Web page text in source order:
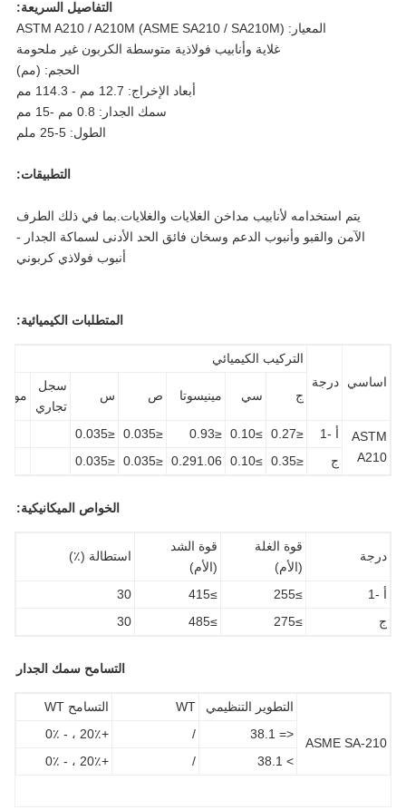
التفاصيل السريعة:
المعيار: ASTM A210 / A210M (ASME SA210 / SA210M)
غلاية وأنابيب فولاذية متوسطة الكربون غير ملحومة
الحجم: (مم)
أبعاد الإخراج: 12.7 مم - 114.3 مم
سمك الجدار: 0.8 مم -15 مم
الطول: 5-25 ملم
التطبيقات:
يتم استخدامه لأنابيب مداخن الغلايات والغلايات.بما في ذلك الطرف
الآمن والقبو وأنبوب الدعم وسخان فائق الحد الأدنى لسماكة الجدار -
أنبوب فولاذي كربوني
المتطلبات الكيميائية:
درجة
التركيب الكيميائي
مينيسوتا ص
تجاري
مو
أ -1 ≤0.27
≥0.10
≤0.93
≤0.035
≤0.035
ج
≤0.35
≥0.10
0.291.06
≤0.035
≤0.035
الخواص الميكانيكية:
قوة الغلة
قوة الشد
استطالة (٪)
التسامح سمك الجدار
ASME SA-
التطوير التنظيمي WT
التسامح WT